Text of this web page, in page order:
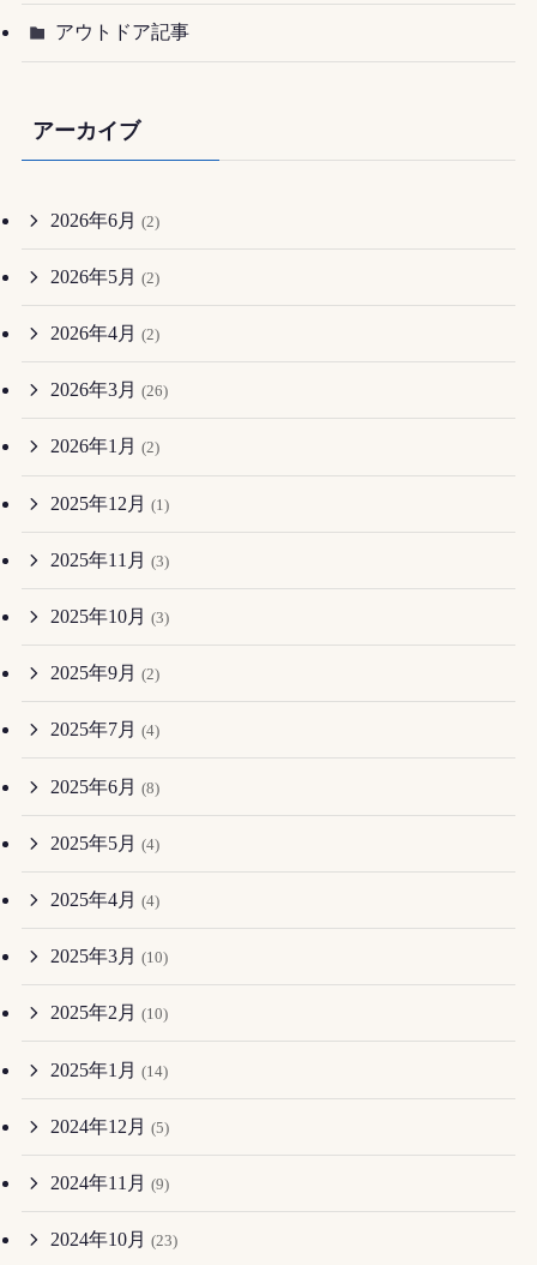
アウトドア記事
アーカイブ
2026年6月 (2)
2026年5月 (2)
2026年4月 (2)
2026年3月 (26)
2026年1月 (2)
2025年12月 (1)
2025年11月 (3)
2025年10月 (3)
2025年9月 (2)
2025年7月 (4)
2025年6月 (8)
2025年5月 (4)
2025年4月 (4)
2025年3月 (10)
2025年2月 (10)
2025年1月 (14)
2024年12月 (5)
2024年11月 (9)
2024年10月 (23)